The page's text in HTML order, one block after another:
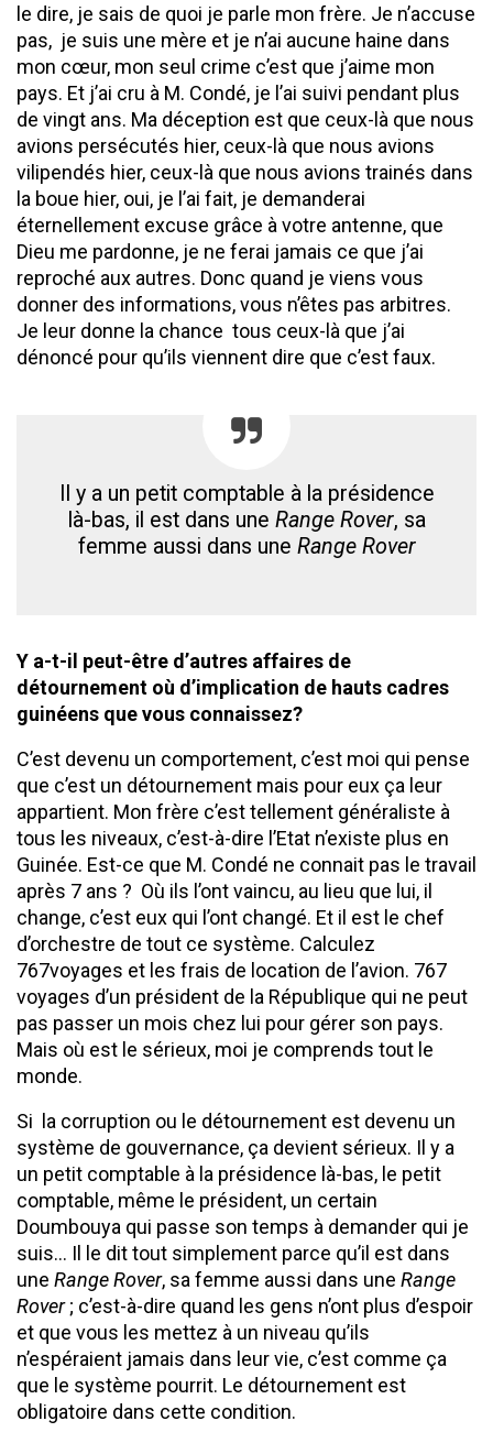
le dire, je sais de quoi je parle mon frère. Je n’accuse
pas, je suis une mère et je n’ai aucune haine dans
mon cœur, mon seul crime c’est que j’aime mon
pays. Et j’ai cru à M. Condé, je l’ai suivi pendant plus
de vingt ans. Ma déception est que ceux-là que nous
avions persécutés hier, ceux-là que nous avions
vilipendés hier, ceux-là que nous avions trainés dans
la boue hier, oui, je l’ai fait, je demanderai
éternellement excuse grâce à votre antenne, que
Dieu me pardonne, je ne ferai jamais ce que j’ai
reproché aux autres. Donc quand je viens vous
donner des informations, vous n’êtes pas arbitres.
Je leur donne la chance tous ceux-là que j’ai
dénoncé pour qu’ils viennent dire que c’est faux.
Il y a un petit comptable à la présidence
là-bas, il est dans une Range Rover, sa
femme aussi dans une Range Rover
Y a-t-il peut-être d’autres affaires de
détournement où d’implication de hauts cadres
guinéens que vous connaissez?
C’est devenu un comportement, c’est moi qui pense
que c’est un détournement mais pour eux ça leur
appartient. Mon frère c’est tellement généraliste à
tous les niveaux, c’est-à-dire l’Etat n’existe plus en
Guinée. Est-ce que M. Condé ne connait pas le travail
après 7 ans ? Où ils l’ont vaincu, au lieu que lui, il
change, c’est eux qui l’ont changé. Et il est le chef
d’orchestre de tout ce système. Calculez
767voyages et les frais de location de l’avion. 767
voyages d’un président de la République qui ne peut
pas passer un mois chez lui pour gérer son pays.
Mais où est le sérieux, moi je comprends tout le
monde.
Si la corruption ou le détournement est devenu un
système de gouvernance, ça devient sérieux. Il y a
un petit comptable à la présidence là-bas, le petit
comptable, même le président, un certain
Doumbouya qui passe son temps à demander qui je
suis… Il le dit tout simplement parce qu’il est dans
une Range Rover, sa femme aussi dans une Range
Rover; c’est-à-dire quand les gens n’ont plus d’espoir
et que vous les mettez à un niveau qu’ils
n’espéraient jamais dans leur vie, c’est comme ça
que le système pourrit. Le détournement est
obligatoire dans cette condition.